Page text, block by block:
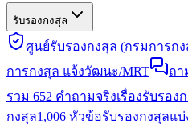
รับรองกงสุล
ศูนย์รับรองกงสุล (กรมการก
การกงสุล แจ้งวัฒนะ/MRT
ถา
รวม 652 คำถามจริงเรื่องรับรอง
กงสุล1,006 หัวข้อรับรองกงสุลแบ่